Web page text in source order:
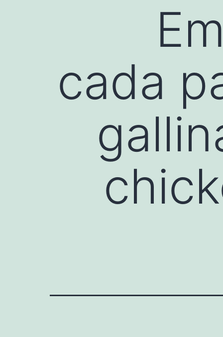
cada